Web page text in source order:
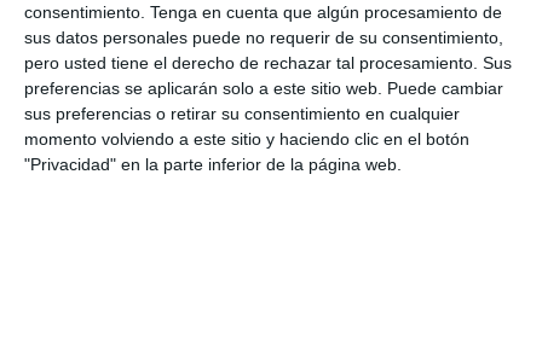
consentimiento. Tenga en cuenta que algún procesamiento de
sus datos personales puede no requerir de su consentimiento,
pero usted tiene el derecho de rechazar tal procesamiento. Sus
preferencias se aplicarán solo a este sitio web. Puede cambiar
sus preferencias o retirar su consentimiento en cualquier
momento volviendo a este sitio y haciendo clic en el botón
"Privacidad" en la parte inferior de la página web.
La verdad sobre la IA en el seguro: qué funciona ya y qué sigue
siendo una promesa
Munich Re alcanza un beneficio de casi 4.000 millones y
mantiene sus previsiones para 2026
Allianz gana un 15,5% más en el semestre y confirma sus
objetivos para 2026